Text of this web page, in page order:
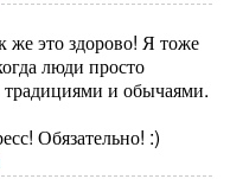
же это здорово! Я тоже
люди просто
и обычаями.
Обязательно! :)